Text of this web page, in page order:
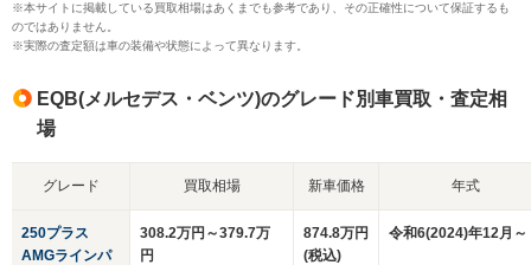
※本サイトに掲載している買取相場はあくまでも参考であり、その正確性について保証するも
のではありません。
※実際の査定額は車の装備や状態によって異なります。
EQB(メルセデス・ベンツ)のグレード別車買取・査定相
場
グレード 買取相場 新車価格 年式
250プラス
AMGラインパ
308.2万円～379.7万
円
874.8万円
(税込)
令和6(2024)年12月～